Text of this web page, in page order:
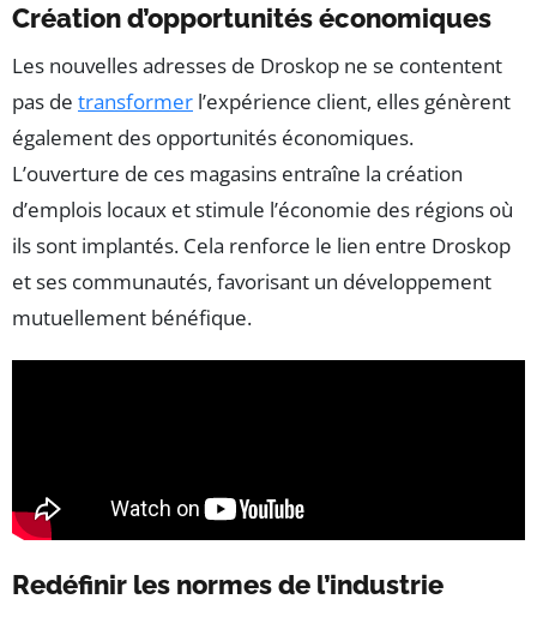
Création d’opportunités économiques
Les nouvelles adresses de Droskop ne se contentent
pas de transformer l’expérience client, elles génèrent
également des opportunités économiques.
L’ouverture de ces magasins entraîne la création
d’emplois locaux et stimule l’économie des régions où
ils sont implantés. Cela renforce le lien entre Droskop
et ses communautés, favorisant un développement
mutuellement bénéfique.
Redéfinir les normes de l’industrie